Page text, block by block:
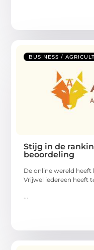
BUSINESS /
Stijg in de
beoordeling
De online wereld
Vrijwel iedereen heeft